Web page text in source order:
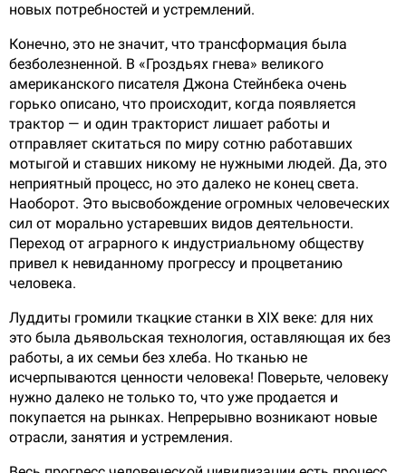
новых потребностей и устремлений.
Конечно, это не значит, что трансформация была
безболезненной. В «Гроздьях гнева» великого
американского писателя Джона Стейнбека очень
горько описано, что происходит, когда появляется
трактор — и один тракторист лишает работы и
отправляет скитаться по миру сотню работавших
мотыгой и ставших никому не нужными людей. Да, это
неприятный процесс, но это далеко не конец света.
Наоборот. Это высвобождение огромных человеческих
сил от морально устаревших видов деятельности.
Переход от аграрного к индустриальному обществу
привел к невиданному прогрессу и процветанию
человека.
Луддиты громили ткацкие станки в XIX веке: для них
это была дьявольская технология, оставляющая их без
работы, а их семьи без хлеба. Но тканью не
исчерпываются ценности человека! Поверьте, человеку
нужно далеко не только то, что уже продается и
покупается на рынках. Непрерывно возникают новые
отрасли, занятия и устремления.